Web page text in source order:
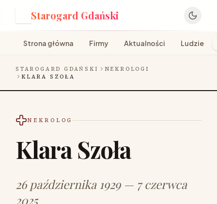
Starogard Gdański
Strona główna Firmy Aktualności Ludzie
STAROGARD GDAŃSKI
NEKROLOGI
KLARA SZOŁA
NEKROLOG
Klara Szoła
26 października 1929 — 7 czerwca
2025